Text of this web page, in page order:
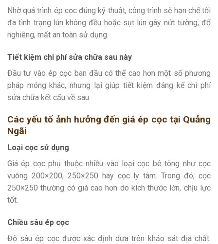
Nhờ quá trình ép cọc đúng kỹ thuật, công trình sẽ hạn chế tối
đa tình trạng lún không đều hoặc sụt lún gây nứt tường, đổ
nghiêng, mất an toàn sử dụng.
Tiết kiệm chi phí sửa chữa sau này
Đầu tư vào ép cọc ban đầu có thể cao hơn một số phương
pháp móng khác, nhưng lại giúp tiết kiệm đáng kể chi phí
sửa chữa kết cấu về sau.
Các yếu tố ảnh hưởng đến giá ép cọc tại Quảng
Ngãi
Loại cọc sử dụng
Giá ép cọc phụ thuộc nhiều vào loại cọc bê tông như cọc
vuông 200×200, 250×250 hay cọc ly tâm. Trong đó, cọc
250×250 thường có giá cao hơn do kích thước lớn, chịu lực
tốt.
Chiều sâu ép cọc
Độ sâu ép cọc được xác định dựa trên khảo sát địa chất.